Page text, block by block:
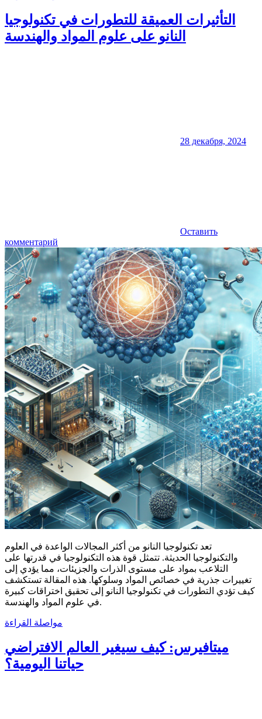
التأثيرات العميقة للتطورات في تكنولوجيا
النانو على علوم المواد والهندسة
28 декабря, 2024
Оставить
комментарий
تعد تكنولوجيا النانو من أكثر المجالات الواعدة في العلوم
والتكنولوجيا الحديثة. تتمثل قوة هذه التكنولوجيا في قدرتها على
التلاعب بمواد على مستوى الذرات والجزيئات، مما يؤدي إلى
تغييرات جذرية في خصائص المواد وسلوكها. هذه المقالة تستكشف
كيف تؤدي التطورات في تكنولوجيا النانو إلى تحقيق اختراقات كبيرة
في علوم المواد والهندسة.
مواصلة القراءة
ميتافيرس: كيف سيغير العالم الافتراضي
حياتنا اليومية؟